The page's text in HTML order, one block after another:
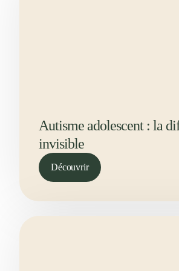
Autisme adolescent : la
invisible
Découvrir